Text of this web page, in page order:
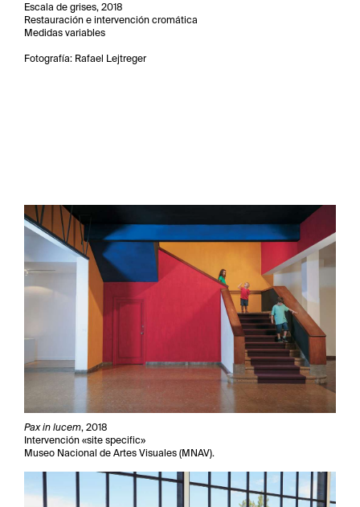
Escala de grises, 2018
Restauración e intervención cromática
Medidas variables
Fotografía: Rafael Lejtreger
Pax in lucem, 2018
Intervención «site specific»
Museo Nacional de Artes Visuales (MNAV).